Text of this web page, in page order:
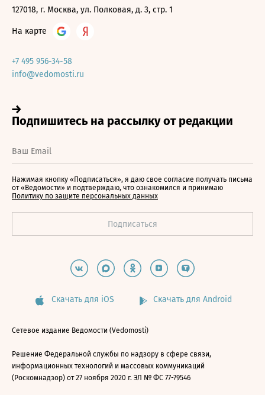
127018, г. Москва, ул. Полковая, д. 3, стр. 1
На карте
+7 495 956-34-58
info@vedomosti.ru
Нажимая кнопку «Подписаться», я даю свое согласие получать письма
от «Ведомости» и подтверждаю, что ознакомился и принимаю
Политику по защите персональных данных
Скачать для iOS Скачать для Android
Сетевое издание Ведомости (Vedomosti)
Решение Федеральной службы по надзору в сфере связи,
информационных технологий и массовых коммуникаций
(Роскомнадзор) от 27 ноября 2020 г. ЭЛ № ФС 77-79546